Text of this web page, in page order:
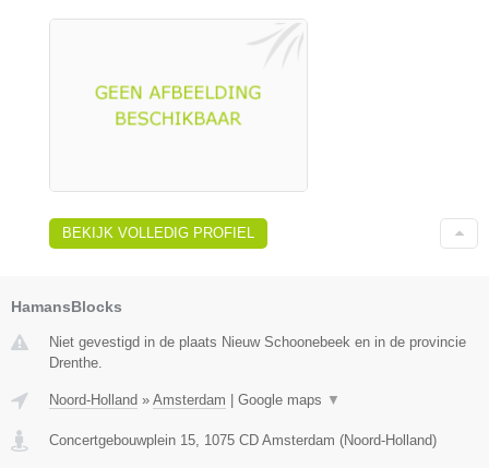
BEKIJK VOLLEDIG PROFIEL
HamansBlocks
Niet gevestigd in de plaats Nieuw Schoonebeek en in de provincie
Drenthe.
Noord-Holland » Amsterdam Google maps ▼
Concertgebouwplein 15 1075 CD Amsterdam (Noord-Holland)